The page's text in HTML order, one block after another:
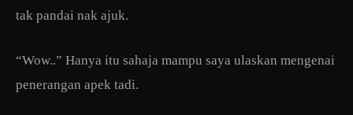
tak pandai nak ajuk.
“Wow..” Hanya itu sahaja mampu saya ulaskan mengenai
penerangan apek tadi.